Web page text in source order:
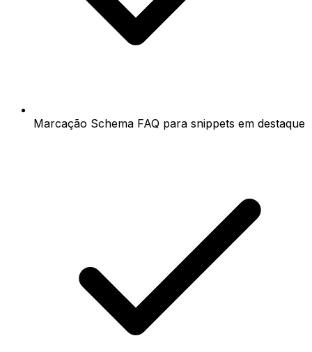
Marcação Schema FAQ para snippets em destaque